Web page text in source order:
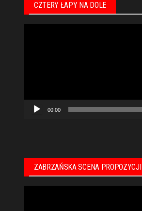
CZTERY ŁAPY NA DOLE
00:00
ZABRZAŃSKA SCENA PROPOZYCJI